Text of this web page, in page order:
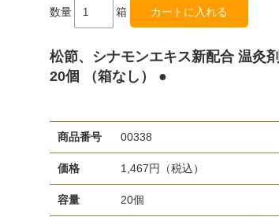
数量 箱
松節、シナモンエキス新配合 温灸剤
20個 （箱なし） ●
商品番号 00338
価格 1,467円（税込）
容量 20個